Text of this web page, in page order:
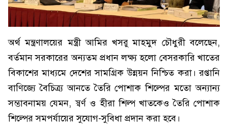
অর্থ মন্ত্রণালয়ের মন্ত্রী আমির খসরু মাহমুদ চৌধুরী বলেছেন,
বর্তমান সরকারের অন্যতম প্রধান লক্ষ্য হলো বেসরকারি খাতের
বিকাশের মাধ্যমে দেশের সামগ্রিক উন্নয়ন নিশ্চিত করা। রপ্তানি
বাণিজ্যে বৈচিত্র্য আনতে তৈরি পোশাক শিল্পের মতো অন্যান্য
সম্ভাবনাময় যেমন, স্বর্ণ ও হীরা শিল্প খাতকেও তৈরি পোশাক
শিল্পের সমপর্যায়ের সুযোগ-সুবিধা প্রদান করা হবে।